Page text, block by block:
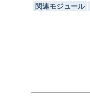
関連モジュール